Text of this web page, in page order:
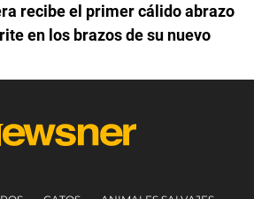
recibe el primer cálido abrazo
en los brazos de su nuevo